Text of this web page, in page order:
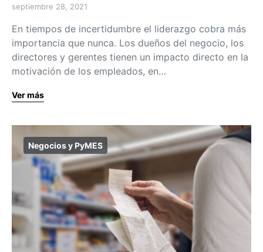
septiembre 28, 2021
En tiempos de incertidumbre el liderazgo cobra más
importancia que nunca. Los dueños del negocio, los
directores y gerentes tienen un impacto directo en la
motivación de los empleados, en…
Ver más
Negocios y PyMES